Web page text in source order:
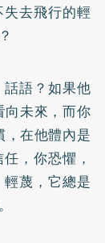
去飛行的輕
語？如果他
未來，而你
在他體內是
，你恐懼，
蔑，它總是